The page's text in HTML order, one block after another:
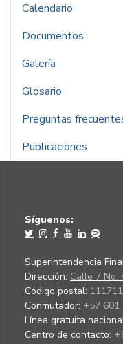
Calendario
Documentos
Galería
Glosario
Preguntas
Publicaciones
Síguenos:
Superintendencia
Dirección: Calle 7 No.
Código postal: 111711
Conmutador: +57 601
Línea gratuita
Centro de contacto: